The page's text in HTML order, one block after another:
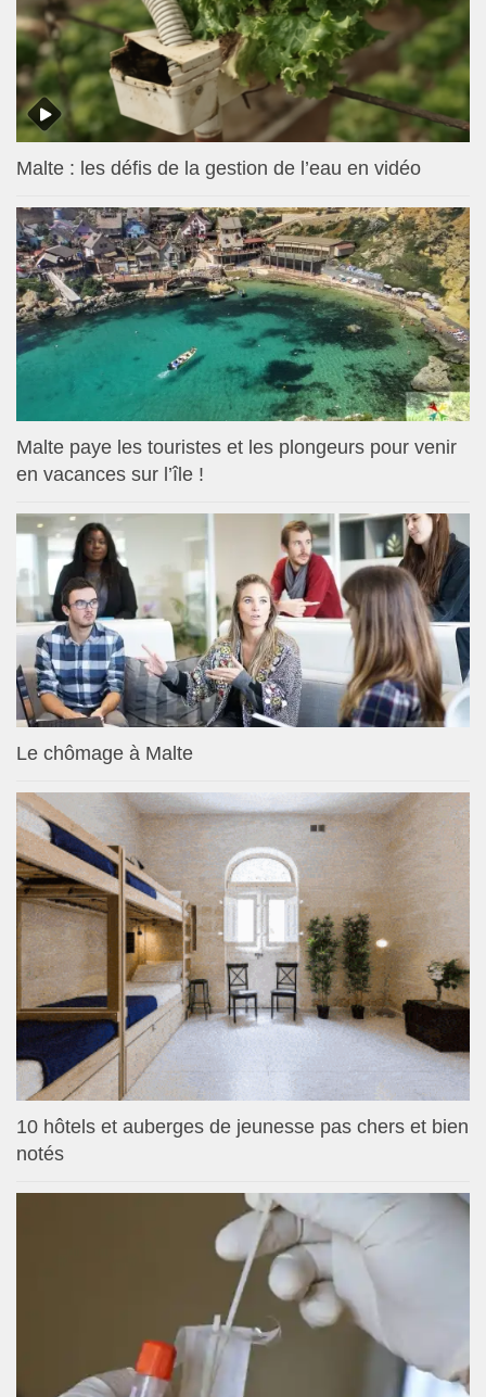
Malte : les défis de la gestion de l’eau en vidéo
Malte paye les touristes et les plongeurs pour venir
en vacances sur l’île !
Le chômage à Malte
10 hôtels et auberges de jeunesse pas chers et bien
notés